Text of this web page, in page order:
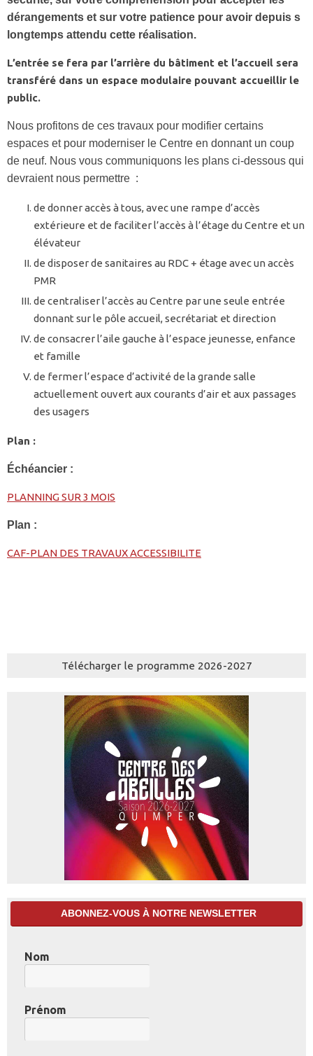
dérangements et sur votre patience pour avoir depuis s
longtemps attendu cette réalisation.
L’entrée se fera par l’arrière du bâtiment et l’accueil sera
transféré dans un espace modulaire pouvant accueillir le
public.
Nous profitons de ces travaux pour modifier certains
espaces et pour moderniser le Centre en donnant un coup
de neuf. Nous vous communiquons les plans ci-dessous qui
devraient nous permettre :
de donner accès à tous, avec une rampe d’accès
extérieure et de faciliter l’accès à l’étage du Centre et un
élévateur
de disposer de sanitaires au RDC + étage avec un accès
PMR
de centraliser l’accès au Centre par une seule entrée
donnant sur le pôle accueil, secrétariat et direction
de consacrer l’aile gauche à l’espace jeunesse, enfance
et famille
de fermer l’espace d’activité de la grande salle
actuellement ouvert aux courants d’air et aux passages
des usagers
Plan :
Échéancier :
PLANNING SUR 3 MOIS
Plan :
CAF-PLAN DES TRAVAUX ACCESSIBILITE
Télécharger le programme 2026-2027
ABONNEZ-VOUS À NOTRE NEWSLETTER
Nom
Prénom